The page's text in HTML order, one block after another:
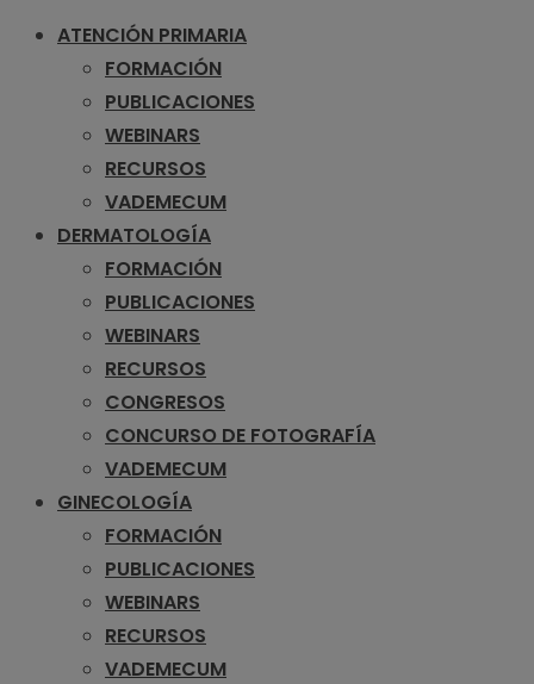
ATENCIÓN PRIMARIA
FORMACIÓN
PUBLICACIONES
WEBINARS
RECURSOS
VADEMECUM
DERMATOLOGÍA
FORMACIÓN
PUBLICACIONES
WEBINARS
RECURSOS
CONGRESOS
CONCURSO DE FOTOGRAFÍA
VADEMECUM
GINECOLOGÍA
FORMACIÓN
PUBLICACIONES
WEBINARS
RECURSOS
VADEMECUM